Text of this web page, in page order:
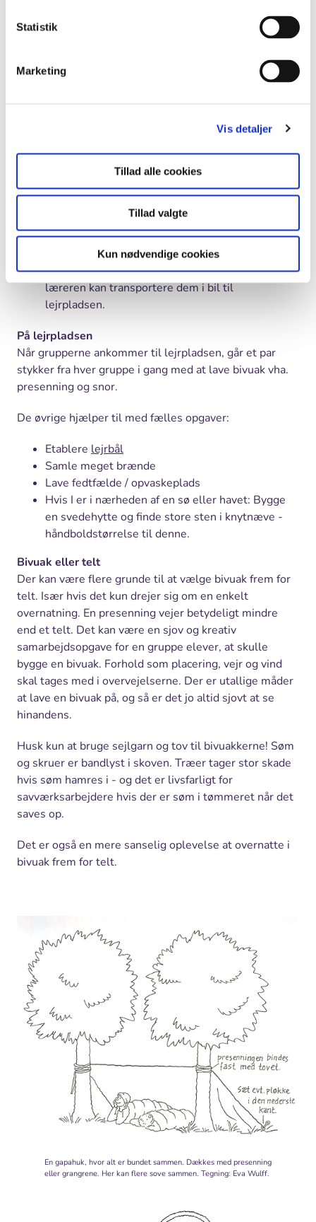
Statistik
Marketing
Vis detaljer
Tillad alle cookies
Tillad valgte
Kun nødvendige cookies
eleverne i forvejen planlagt hver sin rute på
forskellige startsteder, men ender alle på
transportmidler ud til startstedet. Herefter
vandrer de selvstændigt med kort og
kompas og i al slags vejr, gennem skov og
land til lejrpladsen – og får deres egne
at de holder sammen hele vejen – og at de
har mad, vand og chokolade med, så de kan
holde til det. Rygsækkene kan bæres – så
lærer de noget om at pakke godt – eller
læreren kan transportere dem i bil til
lejrpladsen.
På lejrpladsen
Når grupperne ankommer til lejrpladsen, går et par
stykker fra hver gruppe i gang med at lave bivuak vha.
presenning og snor.
De øvrige hjælper til med fælles opgaver:
Etablere lejrbål
Samle meget brænde
Lave fedtfælde / opvaskeplads
Hvis I er i nærheden af en sø eller havet: Bygge
en svedehytte og finde store sten i knytnæve -
håndboldstørrelse til denne.
Bivuak eller telt
Der kan være flere grunde til at vælge bivuak frem for
telt. Især hvis det kun drejer sig om en enkelt
overnatning. En presenning vejer betydeligt mindre
end et telt. Det kan være en sjov og kreativ
samarbejdsopgave for en gruppe elever, at skulle
bygge en bivuak. Forhold som placering, vejr og vind
skal tages med i overvejelserne. Der er utallige måder
at lave en bivuak på, og så er det jo altid sjovt at se
hinandens.
Husk kun at bruge sejlgarn og tov til bivuakkerne! Søm
og skruer er bandlyst i skoven. Træer tager stor skade
hvis søm hamres i - og det er livsfarligt for
savværksarbejdere hvis der er søm i tømmeret når det
saves op.
Det er også en mere sanselig oplevelse at overnatte i
bivuak frem for telt.
En gapahuk, hvor alt er bundet sammen. Dækkes med presenning
eller grangrene. Her kan flere sove sammen. Tegning: Eva Wulff.